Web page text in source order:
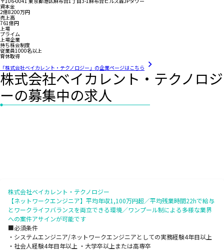
資本金
2億8200万円
売上高
761億円
上場
プライム
上場企業
持ち株会制度
従業員1000名以上
育休取得
「株式会社ベイカレント・テクノロジー」の企業ページはこちら
株式会社ベイカレント・テクノロジ
ーの募集中の求人
株式会社ベイカレント・テクノロジー
【ネットワークエンジニア】平均年収1,100万円超／平均残業時間22hで給与
とワークライフバランスを両立できる環境／ワンプール制による多様な業界
への案件アサインが可能です
■必須条件
・システムエンジニア/ネットワークエンジニアとしての実務経験4年目以上
・社会人経験4年目年以上 ・大学卒以上または高専卒